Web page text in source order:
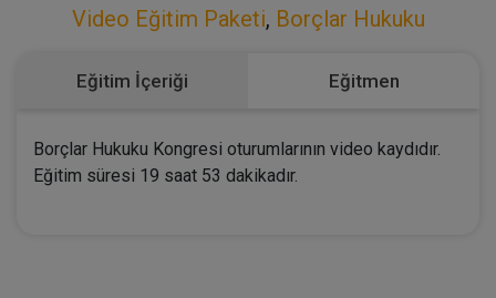
Video Eğitim Paketi, Borçlar Hukuku
Eğitim İçeriği Eğitmen
Borçlar Hukuku Kongresi oturumlarının video kaydıdır.
Eğitim süresi 19 saat 53 dakikadır.